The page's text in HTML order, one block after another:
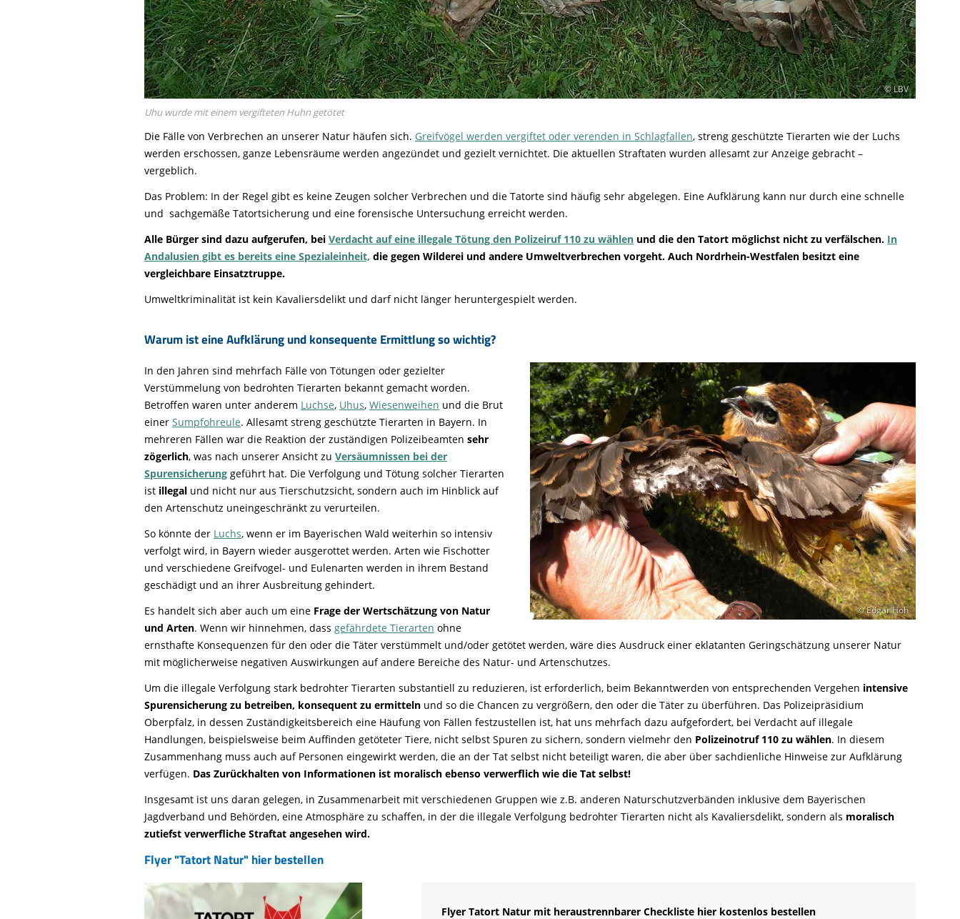
© LBV
Uhu wurde mit einem vergifteten Huhn getötet
Die Fälle von Verbrechen an unserer Natur häufen sich. Greifvögel werden vergiftet oder verenden in Schlagfallen, streng geschützte Tierarten wie der Luchs
werden erschossen, ganze Lebensräume werden angezündet und gezielt vernichtet. Die aktuellen Straftaten wurden allesamt zur Anzeige gebracht –
vergeblich.
Das Problem: In der Regel gibt es keine Zeugen solcher Verbrechen und die Tatorte sind häufig sehr abgelegen. Eine Aufklärung kann nur durch eine schnelle
und sachgemäße Tatortsicherung und eine forensische Untersuchung erreicht werden.
Alle Bürger sind dazu aufgerufen, bei Verdacht auf eine illegale Tötung den Polizeiruf 110 zu wählen und die den Tatort möglichst nicht zu verfälschen. In
Andalusien gibt es bereits eine Spezialeinheit, die gegen Wilderei und andere Umweltverbrechen vorgeht. Auch Nordrhein-Westfalen besitzt eine
vergleichbare Einsatztruppe.
Umweltkriminalität ist kein Kavaliersdelikt und darf nicht länger heruntergespielt werden.
Warum ist eine Aufklärung und konsequente Ermittlung so wichtig?
© Edgar Hoh
In den Jahren sind mehrfach Fälle von Tötungen oder gezielter
Verstümmelung von bedrohten Tierarten bekannt gemacht worden.
Betroffen waren unter anderem Luchse, Uhus, Wiesenweihen und die Brut
einer Sumpfohreule. Allesamt streng geschützte Tierarten in Bayern. In
mehreren Fällen war die Reaktion der zuständigen Polizeibeamten sehr
zögerlich, was nach unserer Ansicht zu Versäumnissen bei der
Spurensicherung geführt hat. Die Verfolgung und Tötung solcher Tierarten
ist illegal und nicht nur aus Tierschutzsicht, sondern auch im Hinblick auf
den Artenschutz uneingeschränkt zu verurteilen.
So könnte der Luchs, wenn er im Bayerischen Wald weiterhin so intensiv
verfolgt wird, in Bayern wieder ausgerottet werden. Arten wie Fischotter
und verschiedene Greifvogel- und Eulenarten werden in ihrem Bestand
geschädigt und an ihrer Ausbreitung gehindert.
Es handelt sich aber auch um eine Frage der Wertschätzung von Natur
und Arten. Wenn wir hinnehmen, dass gefährdete Tierarten ohne
ernsthafte Konsequenzen für den oder die Täter verstümmelt und/oder getötet werden, wäre dies Ausdruck einer eklatanten Geringschätzung unserer Natur
mit möglicherweise negativen Auswirkungen auf andere Bereiche des Natur- und Artenschutzes.
Um die illegale Verfolgung stark bedrohter Tierarten substantiell zu reduzieren, ist erforderlich, beim Bekanntwerden von entsprechenden Vergehen intensive
Spurensicherung zu betreiben, konsequent zu ermitteln und so die Chancen zu vergrößern, den oder die Täter zu überführen. Das Polizeipräsidium
Oberpfalz, in dessen Zuständigkeitsbereich eine Häufung von Fällen festzustellen ist, hat uns mehrfach dazu aufgefordert, bei Verdacht auf illegale
Handlungen, beispielsweise beim Auffinden getöteter Tiere, nicht selbst Spuren zu sichern, sondern vielmehr den Polizeinotruf 110 zu wählen. In diesem
Zusammenhang muss auch auf Personen eingewirkt werden, die an der Tat selbst nicht beteiligt waren, die aber über sachdienliche Hinweise zur Aufklärung
verfügen. Das Zurückhalten von Informationen ist moralisch ebenso verwerflich wie die Tat selbst!
Insgesamt ist uns daran gelegen, in Zusammenarbeit mit verschiedenen Gruppen wie z.B. anderen Naturschutzverbänden inklusive dem Bayerischen
Jagdverband und Behörden, eine Atmosphäre zu schaffen, in der die illegale Verfolgung bedrohter Tierarten nicht als Kavaliersdelikt, sondern als moralisch
zutiefst verwerfliche Straftat angesehen wird.
Flyer "Tatort Natur" hier bestellen
Flyer Tatort Natur mit heraustrennbarer Checkliste hier kostenlos bestellen